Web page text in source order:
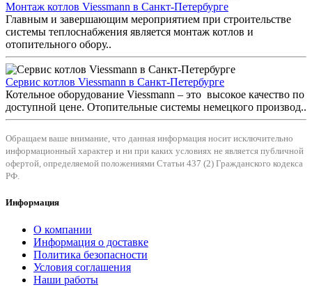
Монтаж котлов Viessmann в Санкт-Петербурге
Главным и завершающим мероприятием при строительстве
системы теплоснабжения является монтаж котлов и
отопительного обору..
Сервис котлов Viessmann в Санкт-Петербурге
Котельное оборудование Viessmann – это высокое качество по
доступной цене. Отопительные системы немецкого производ..
Обращаем ваше внимание, что данная информация носит исключительно
информационный характер и ни при каких условиях не является публичной
офертой, определяемой положениями Статьи 437 (2) Гражданского кодекса
РФ.
Информация
О компании
Информация о доставке
Политика безопасности
Условия соглашения
Наши работы